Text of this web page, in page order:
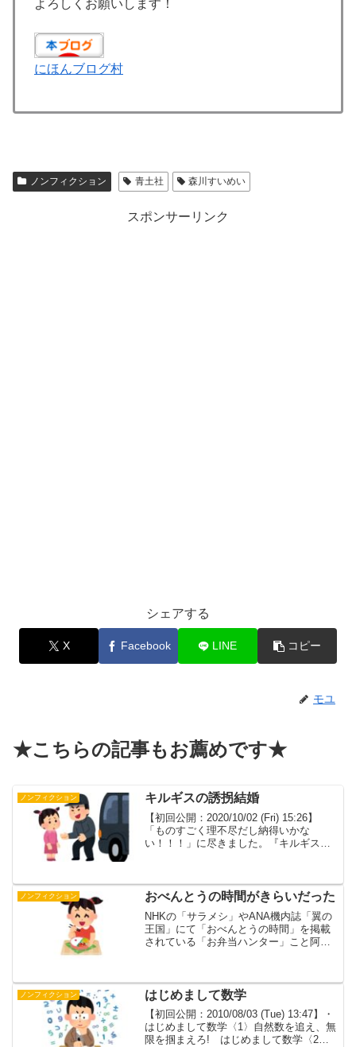
よろしくお願いします！
にほんブログ村
ノンフィクション 青土社 森川すいめい
スポンサーリンク
シェアする
X Facebook LINE コピー
モユ
★こちらの記事もお薦めです★
ノンフィクション キルギスの誘拐結婚
【初回公開：2020/10/02 (Fri) 15:26】
「ものすごく理不尽だし納得いかな
い！！！」に尽きました。『キルギス共
シュケ...
ノンフィクション おべんとうの時間がきらいだった
NHKの「サラメシ」やANA機内誌「翼の
王国」にて「おべんとうの時間」を掲載
されている「お弁当ハンター」こと阿部
「おべんとう」の写真...
ノンフィクション はじめまして数学
【初回公開：2010/08/03 (Tue) 13:47】・
はじめまして数学〈1〉自然数を追え、無
限を掴まえろ! はじめまして数学〈2〉